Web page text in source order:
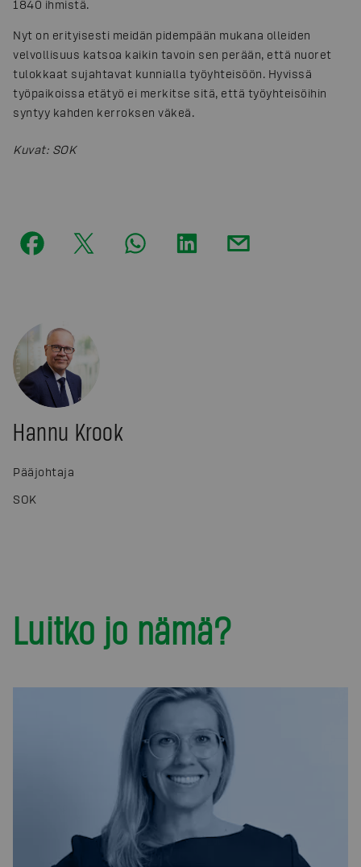
1840 ihmistä.
Nyt on erityisesti meidän pidempään mukana olleiden
velvollisuus katsoa kaikin tavoin sen perään, että nuoret
tulokkaat sujahtavat kunnialla työyhteisöön. Hyvissä
työpaikoissa etätyö ei merkitse sitä, että työyhteisöihin
syntyy kahden kerroksen väkeä.
Kuvat: SOK
Hannu Krook
Pääjohtaja
SOK
Luitko jo nämä?